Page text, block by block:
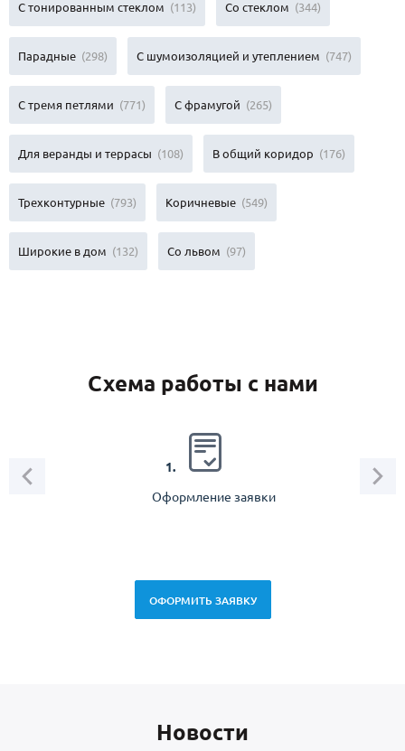
С тонированным стеклом (113) Со стеклом (344)
Парадные (298) С шумоизоляцией и утеплением (747)
С тремя петлями (771) С фрамугой (265)
Для веранды и террасы (108) В общий коридор (176)
Трехконтурные (793) Коричневые (549)
Широкие в дом (132) Со львом (97)
Схема работы с нами
1.
Оформление заявки
ОФОРМИТЬ ЗАЯВКУ
Новоcти